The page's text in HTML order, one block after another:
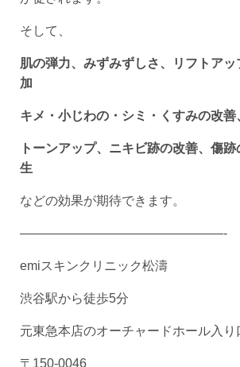
そして、
肌の弾力、みずみずしさ、リフトア
加
キメ・小じわの・シミ・くすみの改善
トーンアップ、ニキビ跡の改善、傷
生
などの効果が期待できます。
————————————————-
emiスキンクリニック松濤
渋谷駅から徒歩5分
元東急本店のオーチャードホール入り
〒150-0046